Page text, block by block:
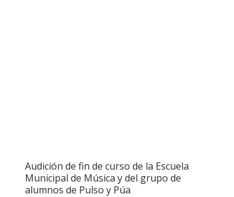
Audición de fin de curso de la Escuela
Municipal de Música y del grupo de
alumnos de Pulso y Púa